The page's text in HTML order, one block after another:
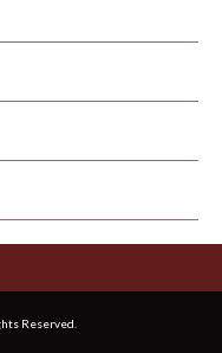
Reserved.